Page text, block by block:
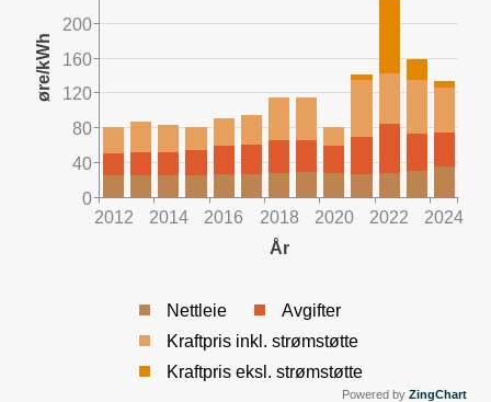
2012 2024
2014 2016 2018 2020 2022
År
0
40
80
120
160
200
øre/kWh
Nettleie
Avgifter
Kraftpris inkl. strømstøtte
Kraftpris eksl. strømstøtte
Powered by ZingChart